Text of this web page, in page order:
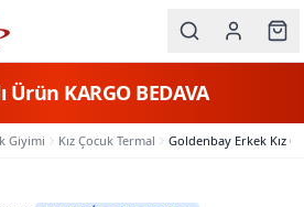
Ürün KARGO BEDAVA
Giyimi Kız Çocuk Termal Goldenbay Erkek Kız